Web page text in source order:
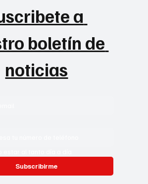
a
boletín de
noticias
Subscribirme